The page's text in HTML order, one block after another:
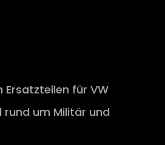
Ersatzteilen für VW
um Militär und